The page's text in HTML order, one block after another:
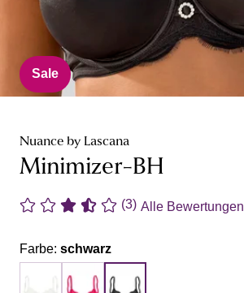
Sale
Nuance by Lascana
Minimizer-BH
(3) Alle Bewertungen
Farbe: schwarz